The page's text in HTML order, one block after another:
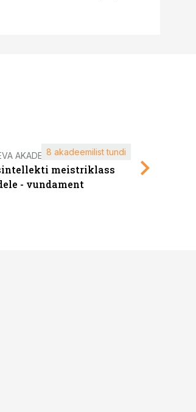
AKADEEMIA
meistriklass
- vundament
8 akadeemilist tundi